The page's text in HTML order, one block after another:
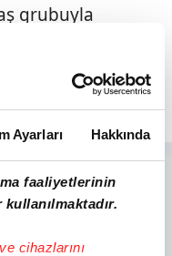
Ayarları Hakkında
faaliyetlerinin
cihazlarını
grubuyla
genç
mekândan ele